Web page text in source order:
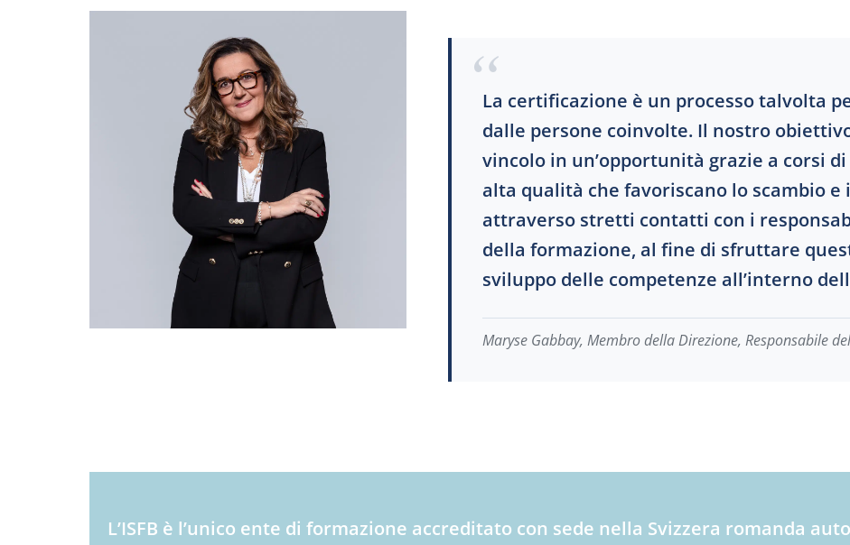
La certificazione è un processo talvolta
dalle persone coinvolte. Il nostro
vincolo in un’opportunità grazie a corsi
alta qualità che favoriscano lo scambio
attraverso stretti contatti con i
della formazione, al fine di sfruttare
sviluppo delle competenze all’interno
Maryse Gabbay, Membro della Direzione, Responsabile
L’ISFB è l’unico ente di formazione accreditato con sede nella Svizzera romanda